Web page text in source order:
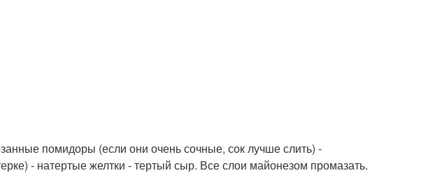
помидоры (если они очень сочные, сок лучше слить) -
- натертые желтки - тертый сыр. Все слои майонезом промазать.